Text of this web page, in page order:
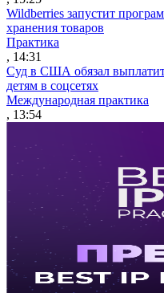
Wildberries запустит
хранения товаров
Практика
, 14:31
Суд в США обязал
детям в соцсетях
Международная практика
, 13:54